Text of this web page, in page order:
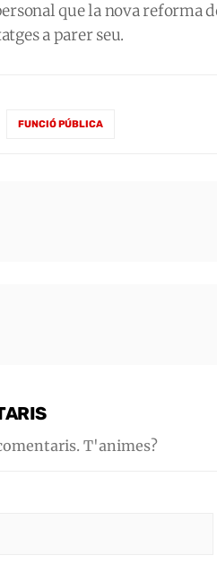
que la nova reforma
a parer seu.
FUNCIÓ PÚBLICA
T'animes?